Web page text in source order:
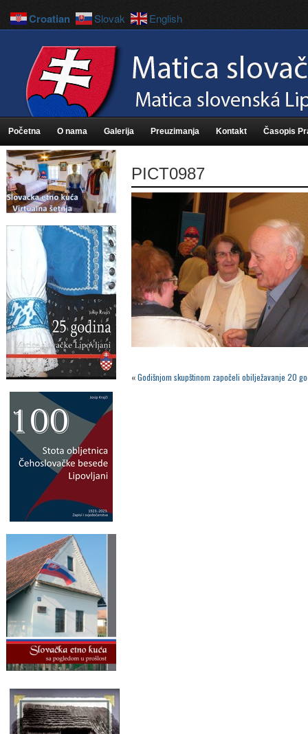
Početna O nama Galerija Preuzimanja Kontakt Časopis
PICT0987
«Godišnjom skupštinom započeli obilježavanje 20
Croatian Slovak English